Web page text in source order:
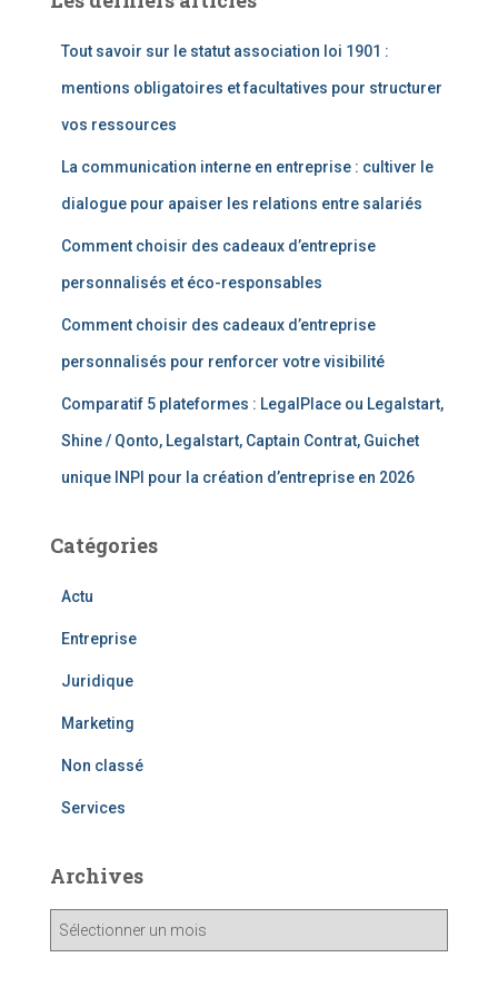
Tout savoir sur le statut association loi 1901 :
mentions obligatoires et facultatives pour structurer
vos ressources
La communication interne en entreprise : cultiver le
dialogue pour apaiser les relations entre salariés
Comment choisir des cadeaux d’entreprise
personnalisés et éco-responsables
Comment choisir des cadeaux d’entreprise
personnalisés pour renforcer votre visibilité
Comparatif 5 plateformes : LegalPlace ou Legalstart,
Shine / Qonto, Legalstart, Captain Contrat, Guichet
unique INPI pour la création d’entreprise en 2026
Catégories
Actu
Entreprise
Juridique
Marketing
Non classé
Services
Archives